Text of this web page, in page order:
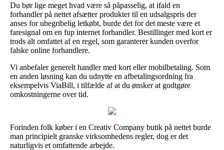
Du bør lige meget hvad være så påpasselig, at ifald en
forhandler på nettet afsætter produkter til en udsalgspris der
anses for ubegribelig letkøbt, burde det for det meste være et
faresignal om en fup internet forhandler. Bestillinger med kort er
trods alt omfattet af en regel, som garanterer kunden overfor
falske online forhandlere.
Vi anbefaler generelt handler med kort eller mobilbetaling. Som
en anden løsning kan du udnytte en afbetalingsordning fra
eksempelvis ViaBill, i tilfælde af at du ønsker at godtgøre
omkostningerne over tid.
Forinden folk køber i en Creativ Company butik på nettet burde
man principielt granske virksomhedens regler, dog er det
naturligvis et omfattende arbejde.